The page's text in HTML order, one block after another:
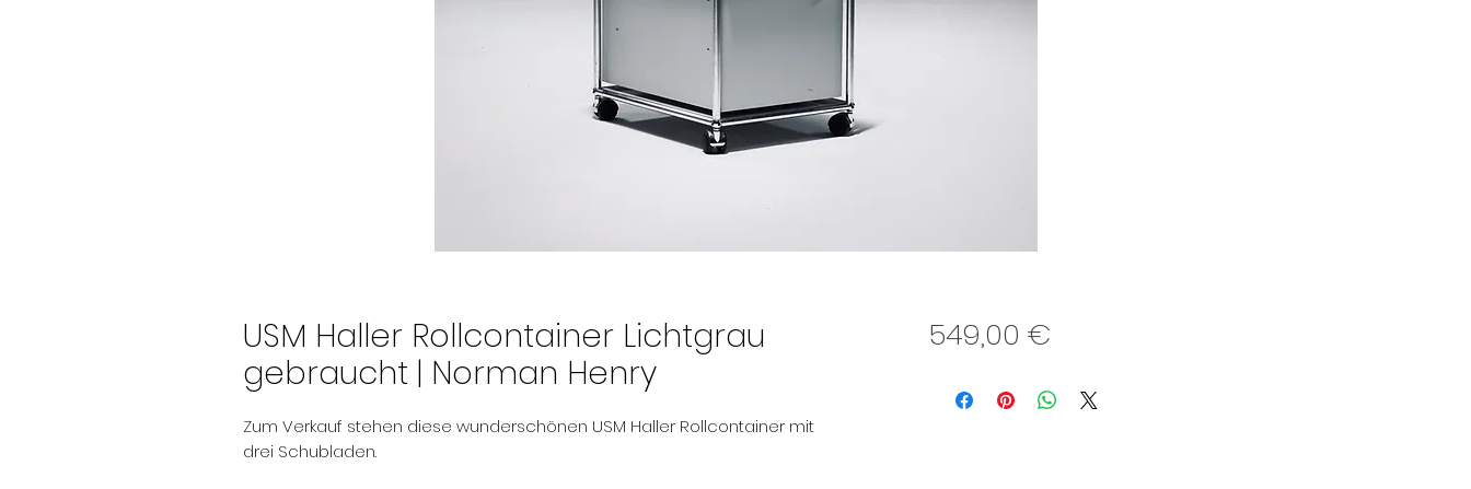
USM Haller Rollcontainer Lichtgrau
gebraucht | Norman Henry
Zum Verkauf stehen diese wunderschönen USM Haller Rollcontainer mit
drei Schubladen.
549,00 €Preis